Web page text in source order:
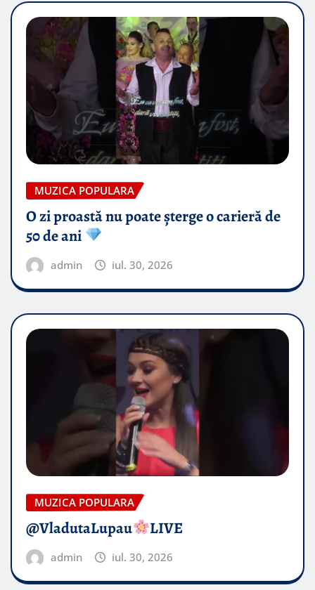
MUZICA POPULARA
O zi proastă nu poate șterge o carieră de
50 de ani
admin iul. 30, 2026
MUZICA POPULARA
​@VladutaLupau LIVE
admin iul. 30, 2026